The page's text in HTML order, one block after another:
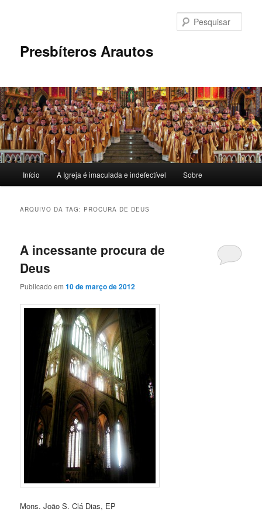
principal
secundárioPresbíteros Arautos
Início A Igreja é imaculada e indefectível Sobre
ARQUIVO DA TAG: PROCURA DE DEUS
A incessante procura de
Deus
Publicado em10 de março de 2012
Mons. João S. Clá Dias, EP